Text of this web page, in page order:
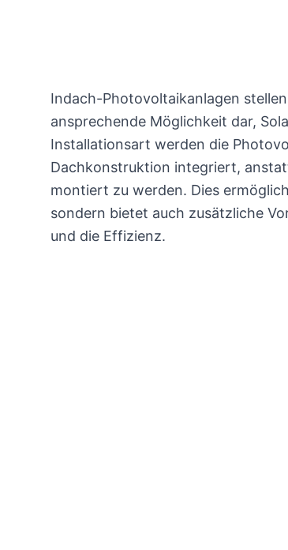
Indach-Photovoltaikanlagen
ansprechende Möglichkeit dar,
Installationsart werden die
Dachkonstruktion integriert,
montiert zu werden. Dies
sondern bietet auch zusätzliche
und die Effizienz.